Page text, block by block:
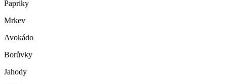
Papriky
Mrkev
Avokádo
Borůvky
Jahody